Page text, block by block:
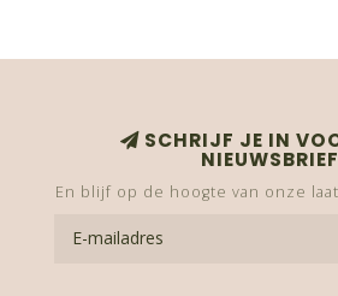
SCHRIJF JE IN
NIEUWSBRIEF
En blijf op de hoogte van onze